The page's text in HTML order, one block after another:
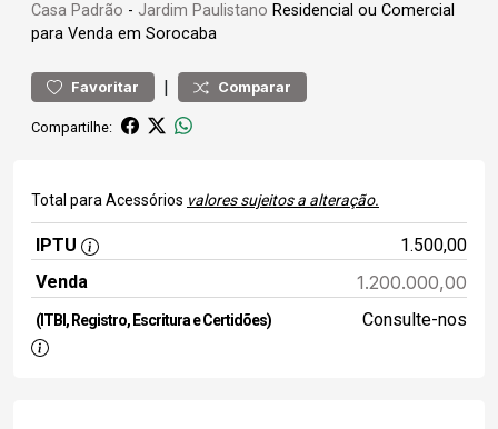
Casa Padrão - Jardim Paulistano Residencial ou Comercial
para Venda em Sorocaba
Favoritar | Comparar
Compartilhe:
Total para Acessórios valores sujeitos a alteração.
IPTU
1.500,00
Venda
1.200.000,00
(ITBI, Registro, Escritura e Certidões) Consulte-nos